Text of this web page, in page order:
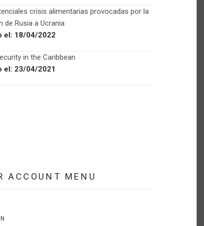
crisis alimentarias provocadas por la
de Rusia a Ucrania
el: 18/04/2022
in the Caribbean
el: 23/04/2021
ACCOUNT MENU